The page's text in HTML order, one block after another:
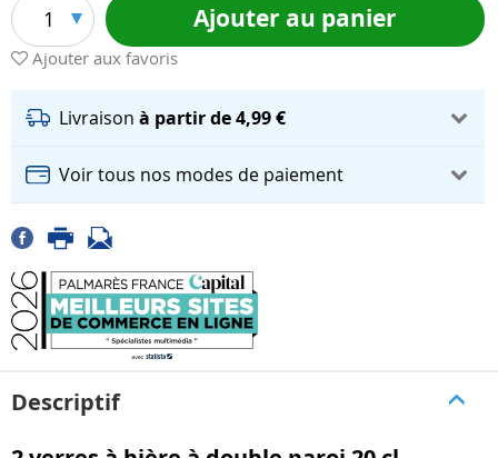
1 Ajouter au panier
Ajouter aux favoris
Livraison à partir de 4,99 €
Voir tous nos modes de paiement
Descriptif